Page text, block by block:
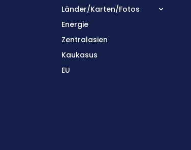
Länder/Karten/Fotos
Energie
Zentralasien
Kaukasus
EU